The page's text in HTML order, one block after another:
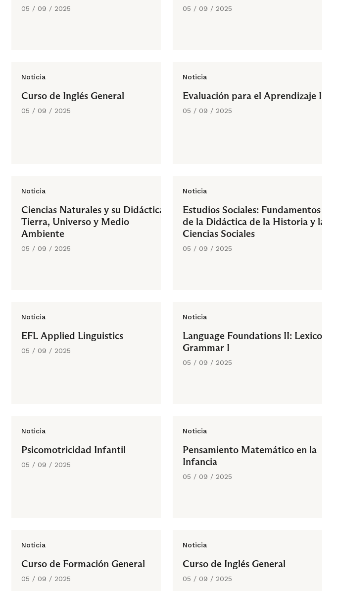
05 / 09 / 2025 05 / 09 / 2025
Noticia
Curso de Inglés General
05 / 09 / 2025
Noticia
Evaluación para el Aprendizaje I
05 / 09 / 2025
Noticia
Ciencias Naturales y su Didáctica:
Tierra, Universo y Medio
Ambiente
05 / 09 / 2025
Noticia
Estudios Sociales: Fundamentos
de la Didáctica de la Historia y las
Ciencias Sociales
05 / 09 / 2025
Noticia
EFL Applied Linguistics
05 / 09 / 2025
Noticia
Language Foundations II: Lexico
Grammar I
05 / 09 / 2025
Noticia
Psicomotricidad Infantil
05 / 09 / 2025
Noticia
Pensamiento Matemático en la
Infancia
05 / 09 / 2025
Noticia
Curso de Formación General
05 / 09 / 2025
Noticia
Curso de Inglés General
05 / 09 / 2025